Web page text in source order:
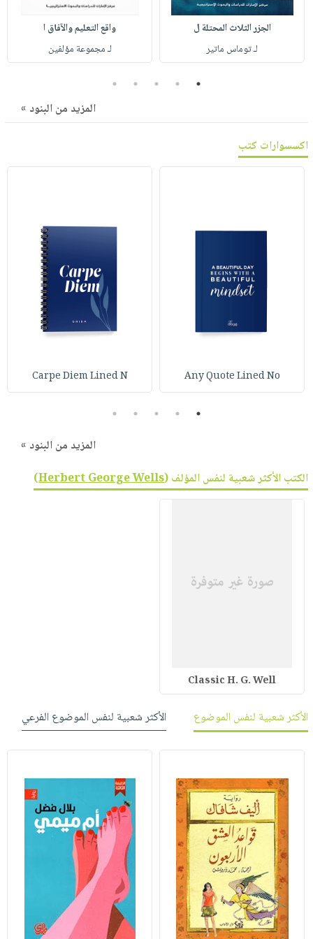
صابون
أطفال
مناسبات
فيديوهات
أسئلة
انشر
كتابك
عربةالجزر الثلاث المحتلة ل
لـ توماس ماتير
واقع التعليم والآفاق ا
لـ مجموعة مؤلفين
1
2
3
4
5
المزيد من البنود »
اكسسوارات كتب
Any Quote Lined No
Carpe Diem Lined N
1
2
3
4
5
المزيد من البنود »
الكتب الأكثر شعبية لنفس المؤلف (Herbert George Wells
)
Classic H. G. Well
الأكثر شعبية لنفس الموضوع الأكثر شعبية لنفس الموضوع الفرعي